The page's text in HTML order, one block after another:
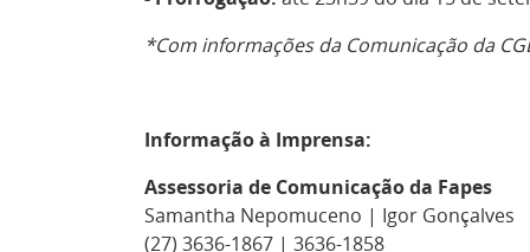
*Com informações da Comunicação da
Informação à Imprensa:
Assessoria de Comunicação da Fapes
Samantha Nepomuceno | Igor Gonçalves
(27) 3636-1867 | 3636-1858